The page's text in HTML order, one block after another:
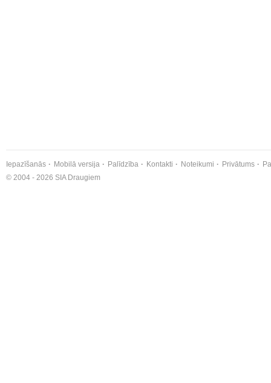
Iepazīšanās Mobilā versija Palīdzība Kontakti Noteikumi Privātums
© 2004 - 2026 SIA Draugiem